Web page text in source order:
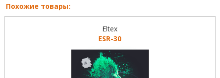
Похожие товары:
Eltex
ESR-30